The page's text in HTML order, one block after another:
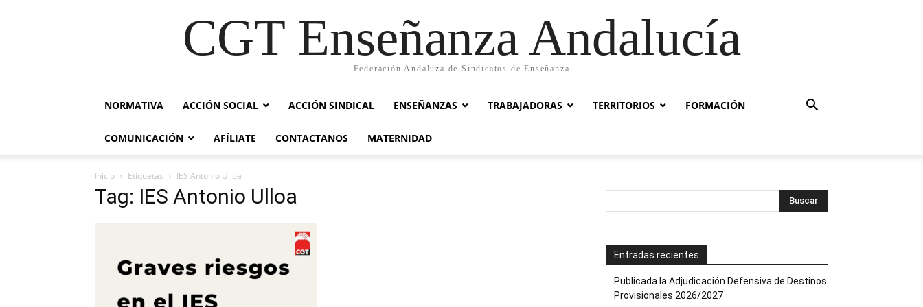
CGT Enseñanza Andalucía
Federación Andaluza de Sindicatos de Enseñanza
NORMATIVA ACCIÓN SOCIAL ACCIÓN SINDICAL ENSEÑANZAS TRABAJADORAS TERRITORIOS FORMACIÓN
COMUNICACIÓN AFÍLIATE CONTACTANOS MATERNIDAD
Inicio Etiquetas IES Antonio Ulloa
Tag: IES Antonio Ulloa
Entradas recientes
Publicada la Adjudicación Defensiva de Destinos
Provisionales 2026/2027